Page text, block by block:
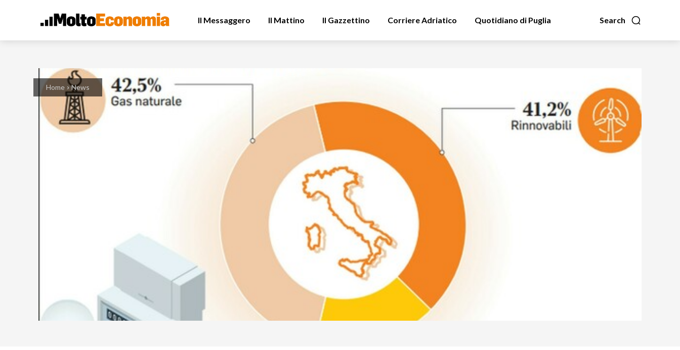
Search
Il Messaggero Il Mattino Il Gazzettino Corriere Adriatico Quotidiano di Puglia
Home News